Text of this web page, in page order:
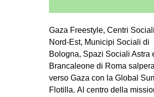
Gaza Freestyle, Centri
Nord-Est, Municipi Sociali di
Bologna, Spazi Sociali Astra
Brancaleone di Roma
verso Gaza con la Global
Flotilla. Al centro della